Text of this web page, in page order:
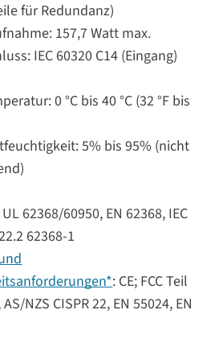
für Redundanz)
157,7 Watt max.
IEC 60320 C14 (Eingang)
0 °C bis 40 °C (32 °F bis
5% bis 95% (nicht
62368/60950, EN 62368, IEC
62368-1
: CE; FCC Teil
NZS CISPR 22, EN 55024, EN